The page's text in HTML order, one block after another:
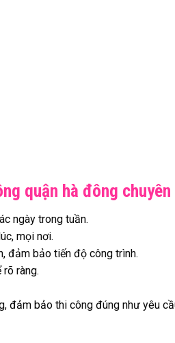
quận hà đông
ngày trong tuần.
mọi nơi.
đảm bảo tiến độ công trình.
ràng.
đảm bảo thi công đúng như yêu